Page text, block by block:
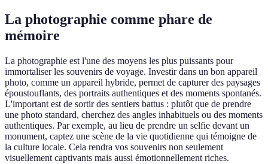
La photographie comme phare de
mémoire
La photographie est l'une des moyens les plus puissants pour
immortaliser les souvenirs de voyage. Investir dans un bon appareil
photo, comme un appareil hybride, permet de capturer des paysages
époustouflants, des portraits authentiques et des moments spontanés.
L'important est de sortir des sentiers battus : plutôt que de prendre
une photo standard, cherchez des angles inhabituels ou des moments
authentiques. Par exemple, au lieu de prendre un selfie devant un
monument, captez une scène de la vie quotidienne qui témoigne de
la culture locale. Cela rendra vos souvenirs non seulement
visuellement captivants mais aussi émotionnellement riches.